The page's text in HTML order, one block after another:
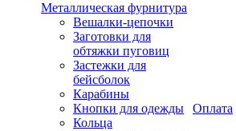
Металлическая фурнитура
Вешалки-цепочки
Заготовки для
обтяжки пуговиц
Застежки для
бейсболок
Карабины
Кнопки для одежды
Кольца
Оплата